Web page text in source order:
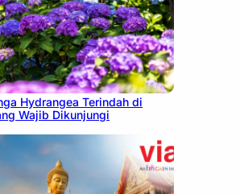
Hydrangea Terindah di
Wajib Dikunjungi